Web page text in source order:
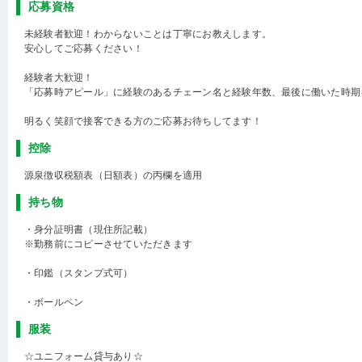
応募資格
未経験者歓迎！わからないことは丁寧にお教えします。
安心してご応募ください！
経験者大歓迎！
「応募時アピール」に経験のあるチェーン名と経験年数、最後に働いた時
明るく笑顔で接客できる方のご応募お待ちしてます！
控除
源泉徴収税額表（日額表）の丙欄を適用
持ち物
・身分証明書（現住所記載）
※勤務前にコピーさせていただきます
・印鑑（スタンプ式可）
・ボールペン
服装
☆ユニフォーム貸与あり☆